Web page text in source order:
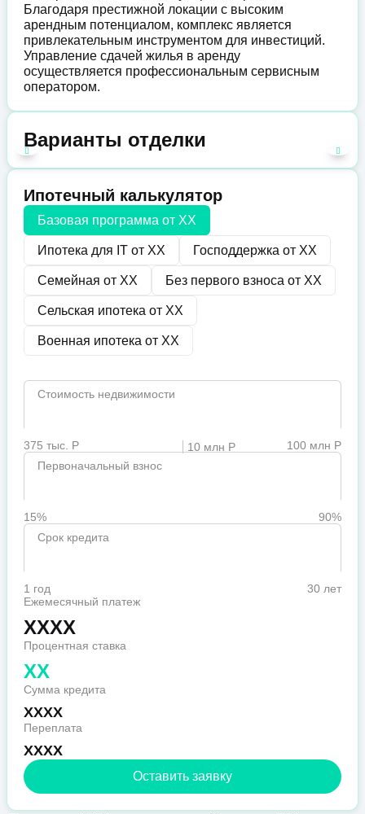
Благодаря престижной локации с высоким
арендным потенциалом, комплекс является
привлекательным инструментом для инвестиций.
Управление сдачей жилья в аренду
осуществляется профессиональным сервисным
оператором.
Варианты отделки
Ипотечный калькулятор
Базовая программа от XX
Ипотека для IT от XX Господдержка от XX
Семейная от XX Без первого взноса от XX
Сельская ипотека от XX
Военная ипотека от XX
Стоимость недвижимости
375 тыс. Р 10 млн Р
100 млн Р
Первоначальный взнос
15%
90%
Срок кредита
1 год
30 лет
Ежемесячный платеж
XXXX
Процентная ставка
XX
Сумма кредита
XXXX
Переплата
XXXX
Оставить заявку